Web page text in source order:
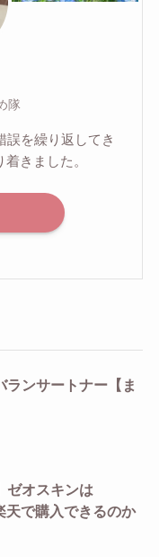
隊
誤を繰り返してき
きました。
ランサートナー【ま
ゼオスキンは
で購入できるのか